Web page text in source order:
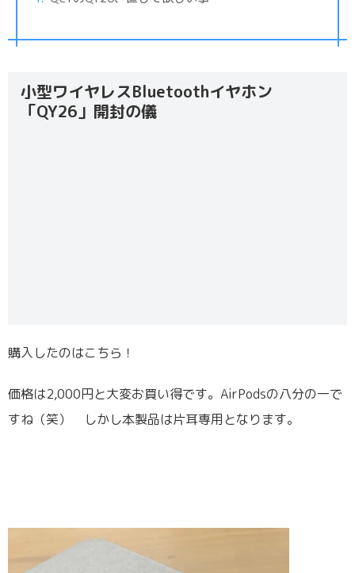
小型ワイヤレスBluetoothイヤホン
「QY26」開封の儀
購入したのはこちら！
価格は2,000円と大変お買い得です。AirPodsの八分の一で
すね（笑） しかし本製品は片耳専用となります。